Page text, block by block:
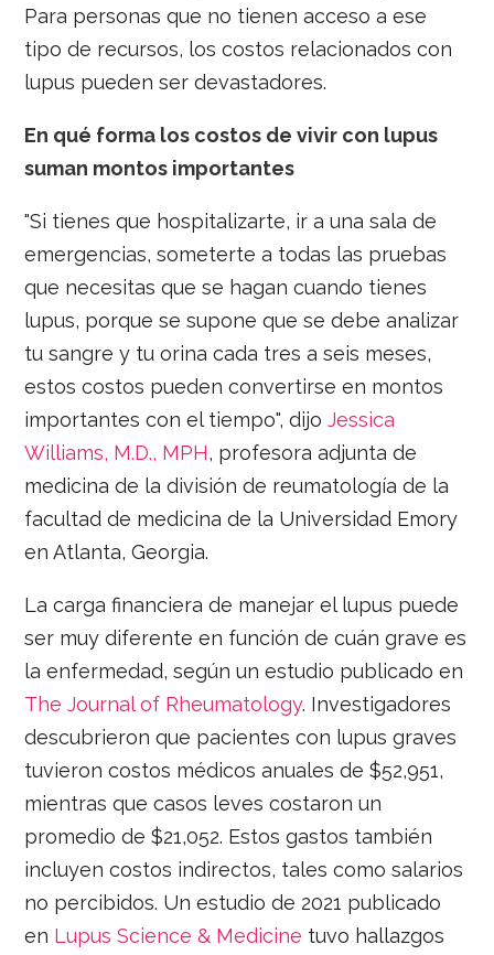
Para personas que no tienen acceso a ese
tipo de recursos, los costos relacionados con
lupus pueden ser devastadores.
En qué forma los costos de vivir con lupus
suman montos importantes
"Si tienes que hospitalizarte, ir a una sala de
emergencias, someterte a todas las pruebas
que necesitas que se hagan cuando tienes
lupus, porque se supone que se debe analizar
tu sangre y tu orina cada tres a seis meses,
estos costos pueden convertirse en montos
importantes con el tiempo", dijoJessica
Williams, M.D., MPH, profesora adjunta de
medicina de la división de reumatología de la
facultad de medicina de la Universidad Emory
en Atlanta, Georgia.
La carga financiera de manejar el lupus puede
ser muy diferente en función de cuán grave es
la enfermedad, según un estudio publicado en
The Journal of Rheumatology. Investigadores
descubrieron que pacientes con lupus graves
tuvieron costos médicos anuales de $52,951,
mientras que casos leves costaron un
promedio de $21,052. Estos gastos también
incluyen costos indirectos, tales como salarios
no percibidos. Un estudio de 2021 publicado
en Lupus Science & Medicine tuvo hallazgos